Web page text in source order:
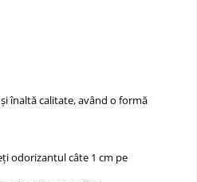
înaltă calitate, având o formă
odorizantul câte 1 cm pe